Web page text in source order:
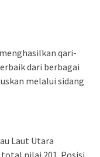
qari-
dari berbagai
melalui sidang
Laut Utara
nilai 201. Posisi